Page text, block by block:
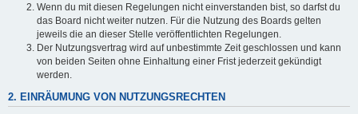
Wenn du mit diesen Regelungen nicht einverstanden bist, so darfst du
das Board nicht weiter nutzen. Für die Nutzung des Boards gelten
jeweils die an dieser Stelle veröffentlichten Regelungen.
Der Nutzungsvertrag wird auf unbestimmte Zeit geschlossen und kann
von beiden Seiten ohne Einhaltung einer Frist jederzeit gekündigt
werden.
2. EINRÄUMUNG VON NUTZUNGSRECHTEN